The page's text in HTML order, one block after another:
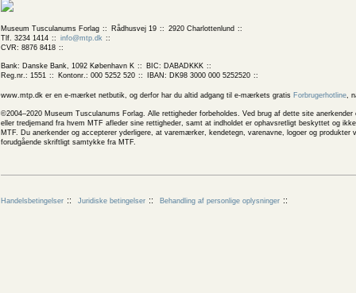
Museum Tusculanums Forlag Rådhusvej 19
2920 Charlottenlund
Tlf. 3234 1414
info@mtp.dk
CVR: 8876 8418
Bank: Danske Bank, 1092 København K
BIC: DABADKKK
Reg.nr.: 1551
Kontonr.: 000 5252 520 IBAN: DK98 3000 000 5252520
www.mtp.dk er en e-mærket netbutik, og derfor har du altid adgang til e-mærkets gratis Forbrugerhotline,
©2004–2020 Museum Tusculanums Forlag. Alle rettigheder forbeholdes. Ved brug af dette site
eller tredjemand fra hvem MTF afleder sine rettigheder, samt at indholdet er ophavsretligt beskyttet og
MTF. Du anerkender og accepterer yderligere, at varemærker, kendetegn, varenavne, logoer og
forudgående skriftligt samtykke fra MTF.
Handelsbetingelser Juridiske betingelser Behandling af personlige oplysninger